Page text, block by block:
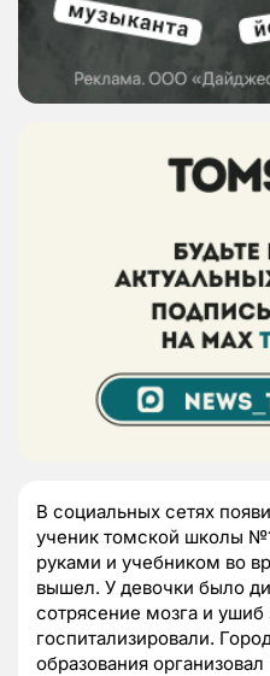
В социальных сетях
ученик томской школы
руками и учебником во
вышел. У девочки было
сотрясение мозга и
госпитализировали.
образования организовал